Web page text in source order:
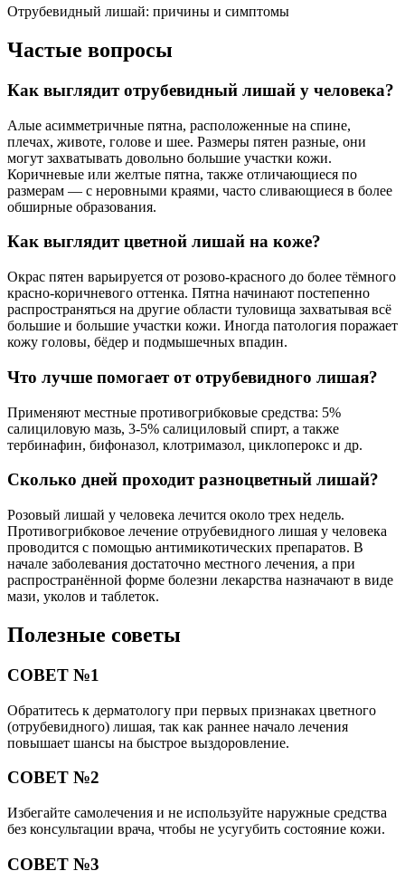
Отрубевидный лишай: причины и симптомы
Частые вопросы
Как выглядит отрубевидный лишай у человека?
Алые асимметричные пятна, расположенные на спине,
плечах, животе, голове и шее. Размеры пятен разные, они
могут захватывать довольно большие участки кожи.
Коричневые или желтые пятна, также отличающиеся по
размерам — с неровными краями, часто сливающиеся в более
обширные образования.
Как выглядит цветной лишай на коже?
Окрас пятен варьируется от розово-красного до более тёмного
красно-коричневого оттенка. Пятна начинают постепенно
распространяться на другие области туловища захватывая всё
большие и большие участки кожи. Иногда патология поражает
кожу головы, бёдер и подмышечных впадин.
Что лучше помогает от отрубевидного лишая?
Применяют местные противогрибковые средства: 5%
салициловую мазь, 3-5% салициловый спирт, а также
тербинафин, бифоназол, клотримазол, циклоперокс и др.
Сколько дней проходит разноцветный лишай?
Розовый лишай у человека лечится около трех недель.
Противогрибковое лечение отрубевидного лишая у человека
проводится с помощью антимикотических препаратов. В
начале заболевания достаточно местного лечения, а при
распространённой форме болезни лекарства назначают в виде
мази, уколов и таблеток.
Полезные советы
СОВЕТ №1
Обратитесь к дерматологу при первых признаках цветного
(отрубевидного) лишая, так как раннее начало лечения
повышает шансы на быстрое выздоровление.
СОВЕТ №2
Избегайте самолечения и не используйте наружные средства
без консультации врача, чтобы не усугубить состояние кожи.
СОВЕТ №3